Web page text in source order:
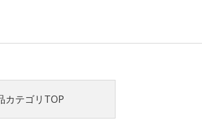
カテゴリTOP